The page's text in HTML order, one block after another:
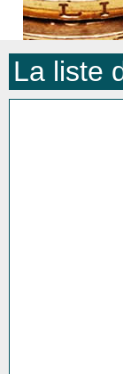
La liste